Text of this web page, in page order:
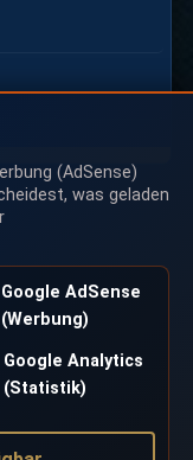
(AdSense)
was geladen
Google AdSense
(Werbung)
Google Analytics
(Statistik)